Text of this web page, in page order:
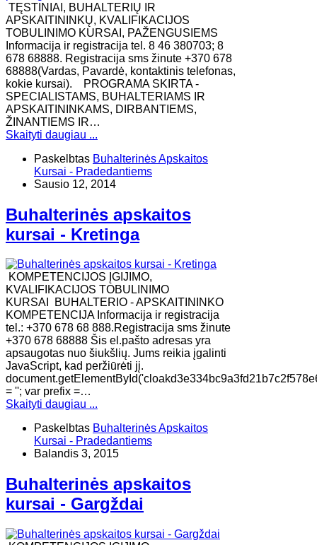
TĘSTINIAI, BUHALTERIŲ IR
APSKAITININKŲ, KVALIFIKACIJOS
TOBULINIMO KURSAI, PAŽENGUSIEMS
Informacija ir registracija tel. 8 46 380703; 8
678 68888. Registracija sms žinute +370 678
68888(Vardas, Pavardė, kontaktinis telefonas,
kokie kursai). ​PROGRAMA SKIRTA -
SPECIALISTAMS, BUHALTERIAMS IR
APSKAITININKAMS, DIRBANTIEMS,
ŽINANTIEMS IR…
Skaityti daugiau ...
Paskelbtas Buhalterinės Apskaitos
Kursai - Pradedantiems
Sausio 12, 2014
Buhalterinės apskaitos
kursai - Kretinga
KOMPETENCIJOS ĮGIJIMO,
KVALIFIKACIJOS TOBULINIMO
KURSAI BUHALTERIO - APSKAITININKO
KOMPETENCIJA Informacija ir registracija
tel.: +370 678 68 888.Registracija sms žinute
+370 678 68888 Šis el.pašto adresas yra
apsaugotas nuo šiukšlių. Jums reikia įgalinti
JavaScript, kad peržiūrėti jį.
= ''; var prefix =…
Skaityti daugiau ...
Paskelbtas Buhalterinės Apskaitos
Kursai - Pradedantiems
Balandis 3, 2015
Buhalterinės apskaitos
kursai - Gargždai